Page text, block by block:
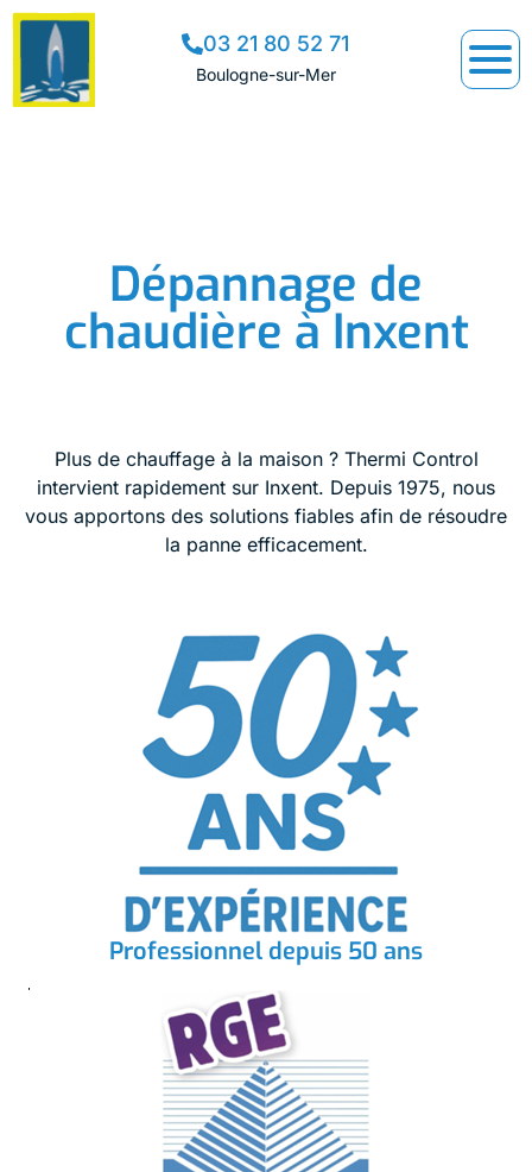
03 21 80 52 71
Boulogne-sur-Mer
Dépannage de
chaudière à Inxent
Plus de chauffage à la maison ? Thermi Control
intervient rapidement sur Inxent. Depuis 1975, nous
vous apportons des solutions fiables afin de résoudre
la panne efficacement.
Professionnel depuis 50 ans